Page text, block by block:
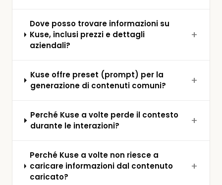
Dove posso trovare informazioni su
Kuse, inclusi prezzi e dettagli
aziendali?
Kuse offre preset (prompt) per la
generazione di contenuti comuni?
Perché Kuse a volte perde il contesto
durante le interazioni?
Perché Kuse a volte non riesce a
caricare informazioni dal contenuto
caricato?